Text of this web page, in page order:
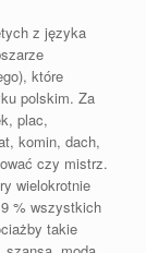
z języka
które
polskim. Za
plac,
komin, dach,
czy mistrz.
wielokrotnie
% wszystkich
takie